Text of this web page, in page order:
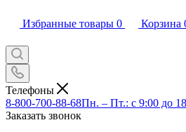
Избранные товары 0 Корзина
Телефоны
8-800-700-88-68Пн. – Пт.: с 9:00 до
Заказать звонок